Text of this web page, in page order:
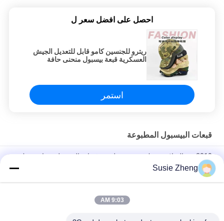
احصل على افضل سعر ل
ريترو للجنسين كامو قابل للتعديل الجيش
العسكرية قبعة بيسبول منحنى حافة
استمر
قبعات البيسبول المطبوعة
2019 عيد الميلاد مضحك تصميم مطبوعة قبعات البيسبول شعار مشبك
معدني للنساء
قبعة بيسبول رياضية بنمط 6 لوحات مخصصة بحافة منحنية مصنوعة من
Susie Zheng
9:03 AM